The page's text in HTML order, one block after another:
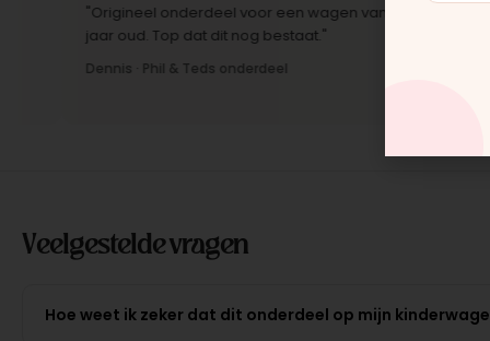
"Origineel onderdeel voor een wagen van 10
jaar oud. Top dat dit nog bestaat."
Dennis · Phil & Teds onderdeel
Veelgestelde vragen
Hoe weet ik zeker dat dit onderdeel op mijn